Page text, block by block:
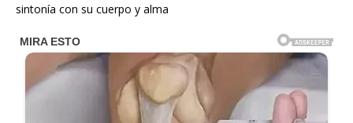
sintonía con su cuerpo y alma